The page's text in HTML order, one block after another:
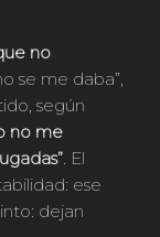
no
se me daba”,
según
no me
. El
ese
dejan